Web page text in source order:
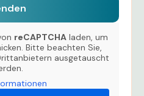
reCAPTCHA laden, um
Bitte beachten Sie,
ausgetauscht